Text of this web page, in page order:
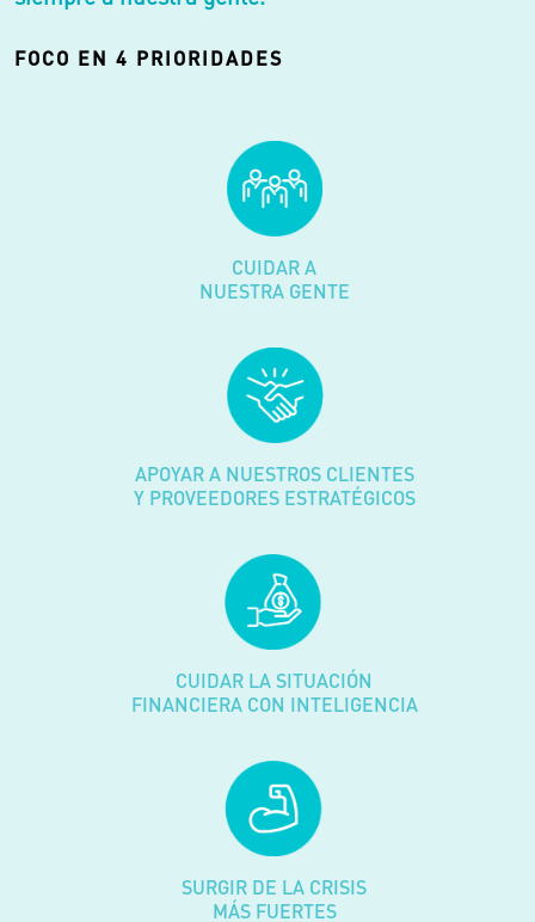
FOCO EN 4 PRIORIDADES
CUIDAR A
NUESTRA GENTE
APOYAR A NUESTROS CLIENTES
Y PROVEEDORES ESTRATÉGICOS
CUIDAR LA SITUACIÓN
FINANCIERA CON INTELIGENCIA
SURGIR DE LA CRISIS
MÁS FUERTES